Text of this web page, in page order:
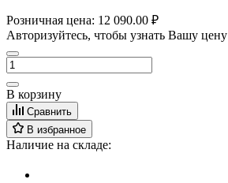
Розничная цена: 12 090.00 ₽
Авторизуйтесь, чтобы узнать Вашу цену
В корзину
Сравнить
В избранное
Наличие на складе: